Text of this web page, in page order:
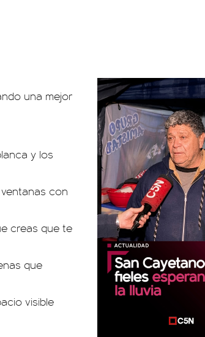
una mejor
y los
con
creas que te
que
visible